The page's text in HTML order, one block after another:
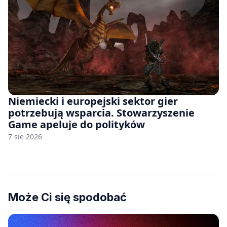
Niemiecki i europejski sektor gier
potrzebują wsparcia. Stowarzyszenie
Game apeluje do polityków
7 sie 2026
Może Ci się spodobać